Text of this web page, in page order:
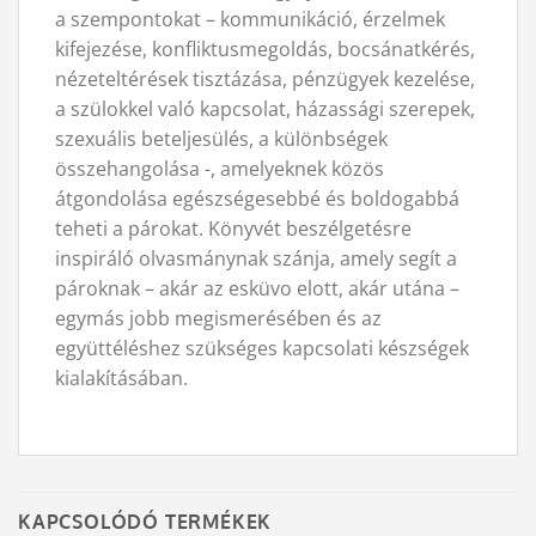
a szempontokat – kommunikáció, érzelmek
kifejezése, konfliktusmegoldás, bocsánatkérés,
nézeteltérések tisztázása, pénzügyek kezelése,
a szülokkel való kapcsolat, házassági szerepek,
szexuális beteljesülés, a különbségek
összehangolása -, amelyeknek közös
átgondolása egészségesebbé és boldogabbá
teheti a párokat. Könyvét beszélgetésre
inspiráló olvasmánynak szánja, amely segít a
pároknak – akár az esküvo elott, akár utána –
egymás jobb megismerésében és az
együttéléshez szükséges kapcsolati készségek
kialakításában.
KAPCSOLÓDÓ TERMÉKEK